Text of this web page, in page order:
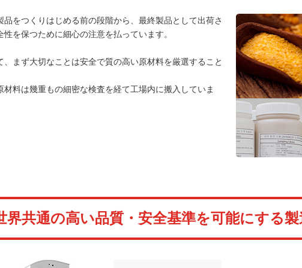
品をつくりはじめる前の段階から、最終製品として出荷さ
を保つために細心の注意を払っています。
、まず大切なことは安全で質の高い原材料を厳選すること
材料は幾重もの細密な検査を経て工場内に搬入していま
界共通の高い品質・安全基準を可能にする